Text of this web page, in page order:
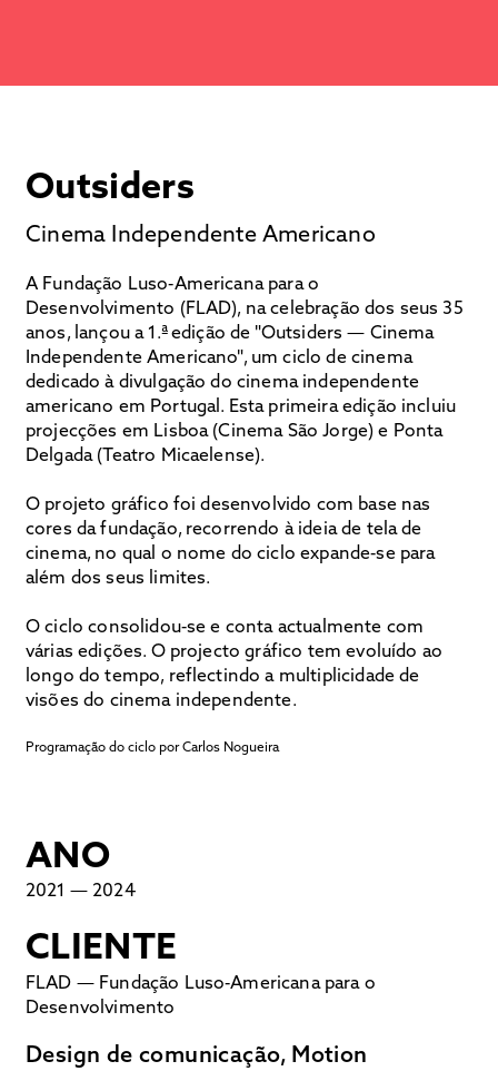
ANO
2021 — 2024
CLIENTE
FLAD — Fundação Luso-Americana para o
Desenvolvimento
Design de comunicação, Motion
Outsiders
Cinema Independente Americano
A Fundação Luso-Americana para o
Desenvolvimento (FLAD), na celebração dos seus 35
anos, lançou a 1.ª edição de "Outsiders — Cinema
Independente Americano", um ciclo de cinema
dedicado à divulgação do cinema independente
americano em Portugal. Esta primeira edição incluiu
projecções em Lisboa (Cinema São Jorge) e Ponta
Delgada (Teatro Micaelense).
O projeto gráfico foi desenvolvido com base nas
cores da fundação, recorrendo à ideia de tela de
cinema, no qual o nome do ciclo expande-se para
além dos seus limites.
O ciclo consolidou-se e conta actualmente com
várias edições. O projecto gráfico tem evoluído ao
longo do tempo, reflectindo a multiplicidade de
visões do cinema independente.
Programação do ciclo por Carlos Nogueira